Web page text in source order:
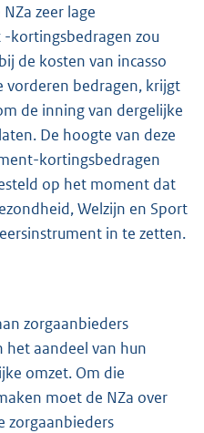
zeer lage
kortingsbedragen zou
de kosten van incasso
vorderen bedragen, krijgt
de inning van dergelijke
De hoogte van deze
kortingsbedragen
op het moment dat
Welzijn en Sport
in te zetten.
zorgaanbieders
het aandeel van hun
omzet. Om die
moet de NZa over
zorgaanbieders